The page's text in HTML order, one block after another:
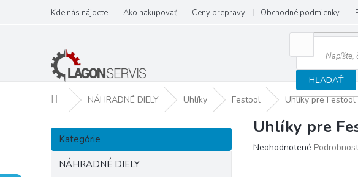
obsah
Kde nás nájdete Ako nakupovať Ceny prepravy Obchodné podmienky
HĽADAŤ
DomovNÁHRADNÉ DIELY Uhlíky Festool Uhlíky pre Festool
B
č
Preskočiť
kategórie
Kategórie
NÁHRADNÉ DIELY
Uhlíky pre
Priemerné
Neohodnotené